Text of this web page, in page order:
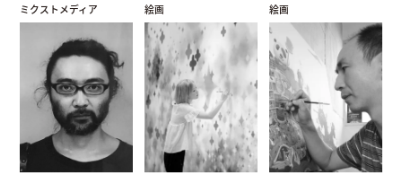
ミクストメディア 絵画 絵画